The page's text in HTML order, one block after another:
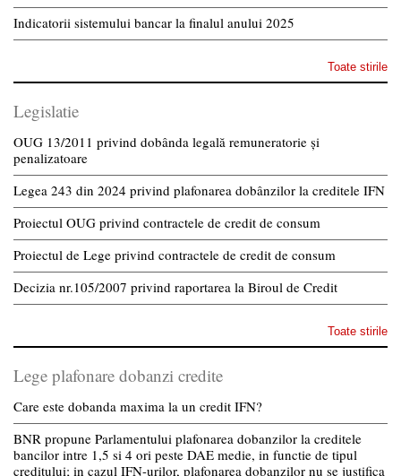
Indicatorii sistemului bancar la finalul anului 2025
Toate stirile
Legislatie
OUG 13/2011 privind dobânda legală remuneratorie și
penalizatoare
Legea 243 din 2024 privind plafonarea dobânzilor la creditele IFN
Proiectul OUG privind contractele de credit de consum
Proiectul de Lege privind contractele de credit de consum
Decizia nr.105/2007 privind raportarea la Biroul de Credit
Toate stirile
Lege plafonare dobanzi credite
Care este dobanda maxima la un credit IFN?
BNR propune Parlamentului plafonarea dobanzilor la creditele
bancilor intre 1,5 si 4 ori peste DAE medie, in functie de tipul
creditului; in cazul IFN-urilor, plafonarea dobanzilor nu se justifica